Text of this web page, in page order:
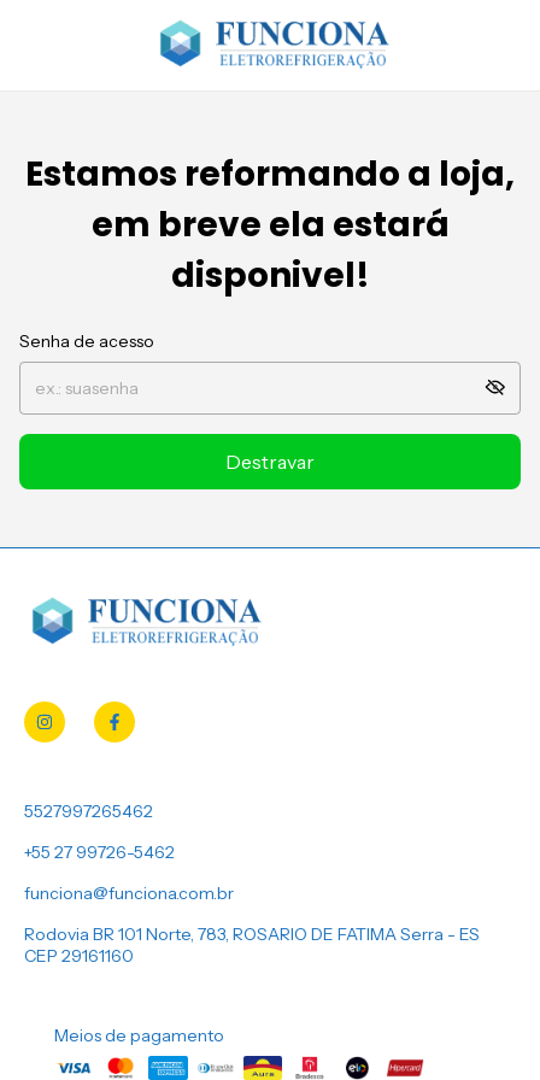
Estamos reformando a loja,
em breve ela estará
disponivel!
Senha de acesso
Destravar
5527997265462
+55 27 99726-5462
funciona@funciona.com.br
Rodovia BR 101 Norte, 783, ROSARIO DE FATIMA Serra - ES
CEP 29161160
Meios de pagamento